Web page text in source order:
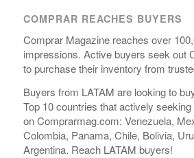
COMPRAR REACHES BUYERS
Comprar Magazine reaches over
impressions. Active buyers seek out
to purchase their inventory from
Buyers from LATAM are looking to
Top 10 countries that actively
on Comprarmag.com: Venezuela,
Colombia, Panama, Chile, Bolivia,
Argentina. Reach LATAM buyers!